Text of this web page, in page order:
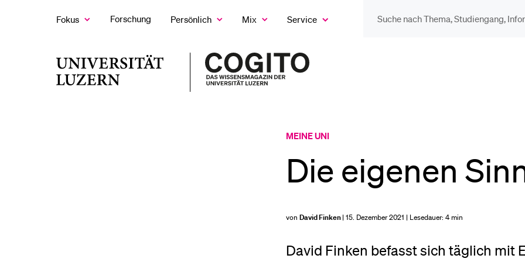
FokusZeige
Forschung Persönlich
Zeige
Untermenü
MixZeige
Untermenü
Service
Universität
Zur
MEINE UNI
Die eigenen
von David Finken| 15. Dezember 2021 | Lesedauer: 4 min
David Finken befasst sich täglich mit
Sie haben noch keine Suche getätigt.
DIE UNI FÜR…